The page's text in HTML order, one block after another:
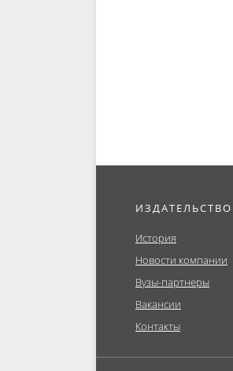
ИЗДАТЕЛЬСТВО
История
Новости компании
Вузы-партнеры
Вакансии
Контакты